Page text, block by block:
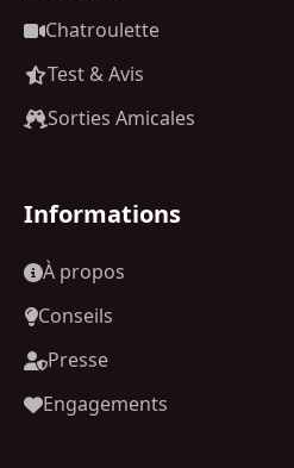
Chatroulette
Test & Avis
Sorties Amicales
Informations
À propos
Conseils
Presse
Engagements